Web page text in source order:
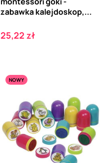
zabawka kalejdoskop,...
Cena
25,22 zł
NOWY